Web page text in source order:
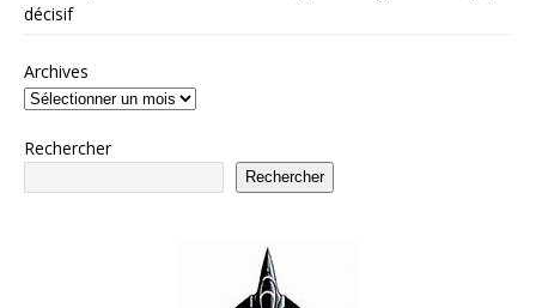
décisif
Archives
Rechercher
Rechercher